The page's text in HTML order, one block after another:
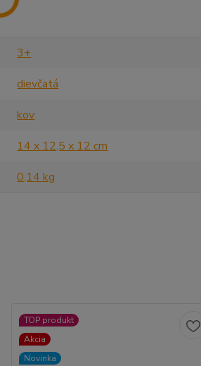
3+
dievčatá
kov
14 x 12,5 x 12 cm
0,14 kg
TOP produkt
Akcia
Novinka